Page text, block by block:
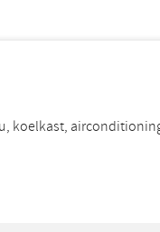
koelkast,